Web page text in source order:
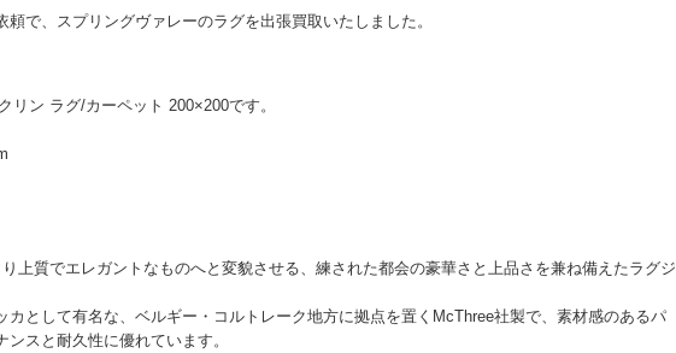
で、スプリングヴァレーのラグを出張買取いたしました。
リン ラグ/カーペット 200×200です。
上質でエレガントなものへと変貌させる、練された都会の豪華さと上品さを兼ね備えたラグジ
カとして有名な、ベルギー・コルトレーク地方に拠点を置くMcThree社製で、素材感のあるパ
スと耐久性に優れています。